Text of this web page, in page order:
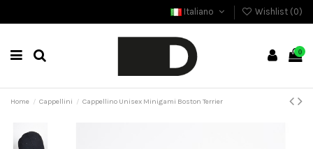
Italiano Wishlist (0)
0
Home Cappellini Cappellino Unisex Minigami Boston Terrier